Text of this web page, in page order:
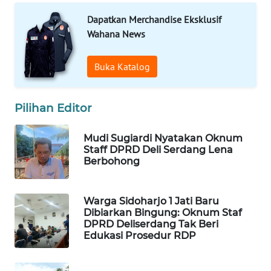
Dapatkan Merchandise Eksklusif
Wahana News
Buka Katalog
Pilihan Editor
Mudi Sugiardi Nyatakan Oknum
Staff DPRD Deli Serdang Lena
Berbohong
Warga Sidoharjo 1 Jati Baru
Dibiarkan Bingung: Oknum Staf
DPRD Deliserdang Tak Beri
Edukasi Prosedur RDP
WAHANANEWS
CO ID
WAHANANEWS
NET
SPORT
WAHANA
UMKM
SELEB
WAHANA
PERSONA